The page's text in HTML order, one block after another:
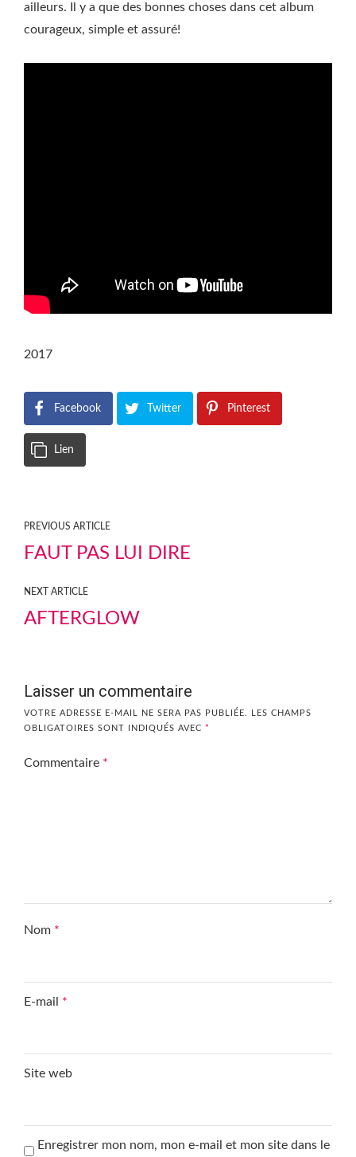
ailleurs. Il y a que des bonnes choses dans cet album
courageux, simple et assuré!
2017
Facebook Twitter Pinterest
Lien
PREVIOUS ARTICLE
FAUT PAS LUI DIRE
NEXT ARTICLE
AFTERGLOW
Laisser un commentaire
VOTRE ADRESSE E-MAIL NE SERA PAS PUBLIÉE.
LES CHAMPS
OBLIGATOIRES SONT INDIQUÉS AVEC *
Commentaire *
Nom *
E-mail *
Site web
Enregistrer mon nom, mon e-mail et mon site dans le